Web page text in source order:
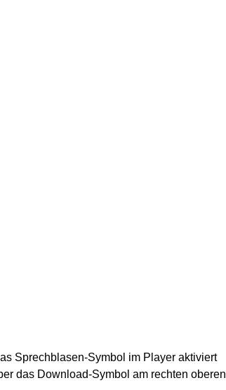
Sprechblasen-Symbol im Player aktiviert
das Download-Symbol am rechten oberen